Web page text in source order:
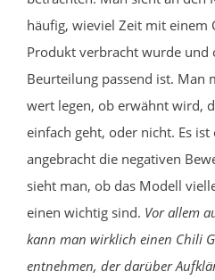
häufig, wieviel Zeit mit einem
Produkt verbracht wurde und
Beurteilung passend ist. Man
wert legen, ob erwähnt wird,
einfach geht, oder nicht. Es
angebracht die negativen
sieht man, ob das Modell
einen wichtig sind. Vor allem
kann man wirklich einen Chili
entnehmen, der darüber